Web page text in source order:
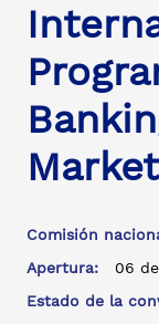
Comisión
Apertura:
06
Estado de la